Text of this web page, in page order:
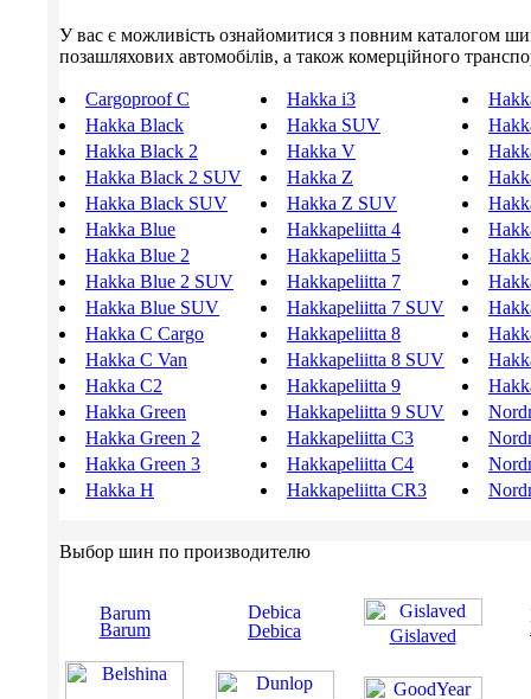
У вас є можливість ознайомитися з повним каталогом
позашляхових автомобілів, а також комерційного
Cargoproof C
Hakka Black
Hakka Black 2
Hakka Black 2 SUV
Hakka Black SUV
Hakka Blue
Hakka Blue 2
Hakka Blue 2 SUV
Hakka Blue SUV
Hakka C Cargo
Hakka C Van
Hakka C2
Hakka Green
Hakka Green 2
Hakka Green 3
Hakka H
Hakka i3
Hakka SUV
Hakka V
Hakka Z
Hakka Z SUV
Hakkapeliitta 4
Hakkapeliitta 5
Hakkapeliitta 7
Hakkapeliitta 7 SUV
Hakkapeliitta 8
Hakkapeliitta 8 SUV
Hakkapeliitta 9
Hakkapeliitta 9 SUV
Hakkapeliitta C3
Hakkapeliitta C4
Hakkapeliitta CR3
Выбор шин по производителю
Barum Debica Gislaved